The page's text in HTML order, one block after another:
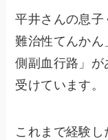
平井さんの息子
難治性てんかん
側副血行路」が
受けています。
これまで経験